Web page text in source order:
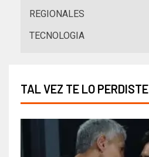
REGIONALES
TECNOLOGIA
TAL VEZ TE LO PERDISTE